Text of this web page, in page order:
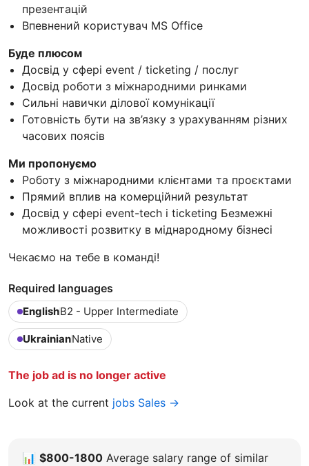
презентацій
Впевнений користувач MS Office
Буде плюсом
Досвід у сфері event / ticketing / послуг
Досвід роботи з міжнародними ринками
Сильні навички ділової комунікації
Готовність бути на зв’язку з урахуванням різних
часових поясів
Ми пропонуємо
Роботу з міжнародними клієнтами та проєктами
Прямий вплив на комерційний результат
Досвід у сфері event-tech і ticketing Безмежні
можливості розвитку в міднародному бізнесі
Чекаємо на тебе в команді!
Required languages
EnglishB2 - Upper Intermediate
UkrainianNative
The job ad is no longer active
Look at the current jobs Sales →
📊 $800-1800 Average salary range of similar